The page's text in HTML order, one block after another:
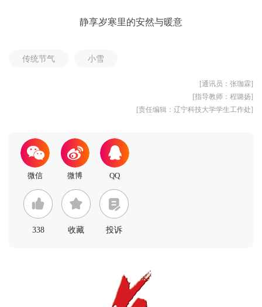
静享岁寒里的安然与暖意
传统节气 小雪
[通讯员：张珈霖]
[指导教师：程璐扬]
[责任编辑：辽宁科技大学学生工作处]
338 收藏 投诉